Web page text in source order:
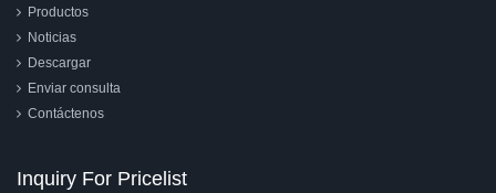
Productos
Noticias
Descargar
Enviar consulta
Contáctenos
Inquiry For Pricelist